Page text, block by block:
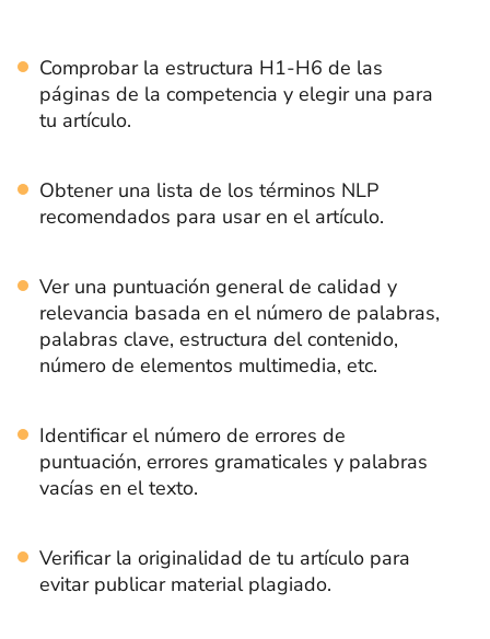
Comprobar la estructura H1-H6 de las
páginas de la competencia y elegir una para
tu artículo.
Obtener una lista de los términos NLP
recomendados para usar en el artículo.
Ver una puntuación general de calidad y
relevancia basada en el número de palabras,
palabras clave, estructura del contenido,
número de elementos multimedia, etc.
Identificar el número de errores de
puntuación, errores gramaticales y palabras
vacías en el texto.
Verificar la originalidad de tu artículo para
evitar publicar material plagiado.